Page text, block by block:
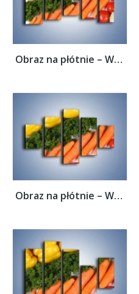
Obraz na płótnie – Warzywny porządek –...
Obraz na płótnie – Warzywny porządek –...